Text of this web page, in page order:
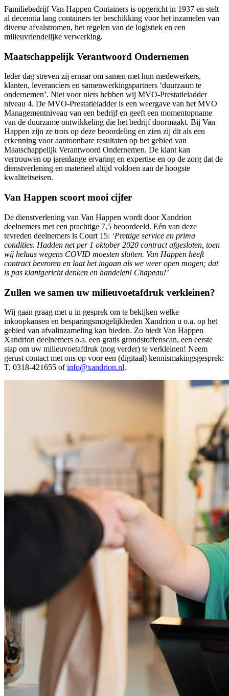
Familiebedrijf Van Happen Containers is opgericht in 1937 en stelt
al decennia lang containers ter beschikking voor het inzamelen van
diverse afvalstromen, het regelen van de logistiek en een
milieuvriendelijke verwerking.
Maatschappelijk Verantwoord Ondernemen
Ieder dag streven zij ernaar om samen met hun medewerkers,
klanten, leveranciers en samenwerkingspartners ‘duurzaam te
ondernemen’. Niet voor niets hebben wij MVO-Prestatieladder
niveau 4. De MVO-Prestatieladder is een weergave van het MVO
Managementniveau van een bedrijf en geeft een momentopname
van de duurzame ontwikkeling die het bedrijf doormaakt. Bij Van
Happen zijn ze trots op deze beoordeling en zien zij dit als een
erkenning voor aantoonbare resultaten op het gebied van
Maatschappelijk Verantwoord Ondernemen. De klant kan
vertrouwen op jarenlange ervaring en expertise en op de zorg dat de
dienstverlening en materieel altijd voldoen aan de hoogste
kwaliteitseisen.
Van Happen scoort mooi cijfer
De dienstverlening van Van Happen wordt door Xandrion
deelnemers met een prachtige 7,5 beoordeeld. Eén van deze
tevreden deelnemers is Court 15: ‘Prettige service en prima
condities. Hadden net per 1 oktober 2020 contract afgesloten, toen
wij helaas wegens COVID moesten sluiten. Van Happen heeft
contract bevroren en laat het ingaan als we weer open mogen; dat
is pas klantgericht denken en handelen! Chapeau!’
Zullen we samen uw milieuvoetafdruk verkleinen?
Wij gaan graag met u in gesprek om te bekijken welke
inkoopkansen en besparingsmogelijkheden Xandrion u o.a. op het
gebied van afvalinzameling kan bieden. Zo biedt Van Happen
Xandrion deelnemers o.a. een gratis grondstoffenscan, een eerste
stap om uw milieuvoetafdruk (nog verder) te verkleinen! Neem
gerust contact met ons op voor een (digitaal) kennismakingsgesprek:
T. 0318-421655 ofinfo@xandrion.nl.